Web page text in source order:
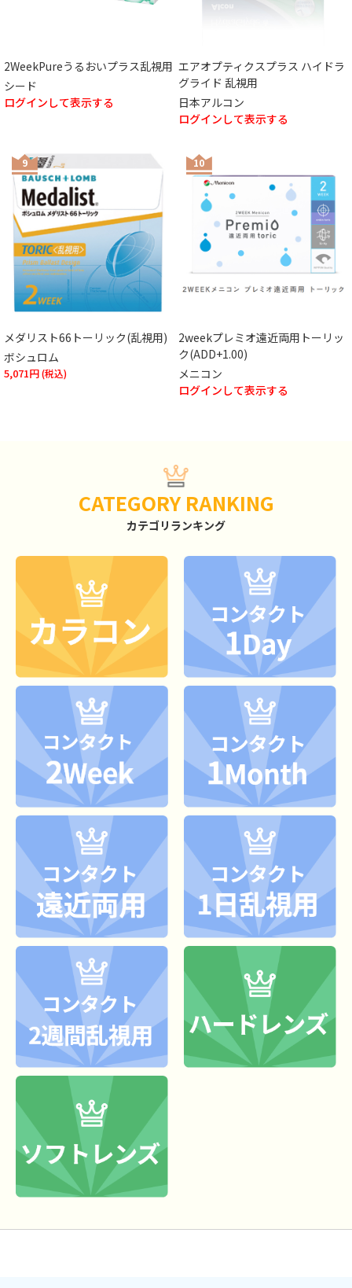
2WeekPureうるおいプラス乱視用
シード
ログインして表示する
エアオプティクスプラス ハイドラ
グライド 乱視用
日本アルコン
ログインして表示する
9
メダリスト66トーリック(乱視用)
ボシュロム
5,071円
10
2weekプレミオ遠近両用トーリッ
ク(ADD+1.00)
メニコン
ログインして表示する
CATEGORY RANKING
カテゴリランキング